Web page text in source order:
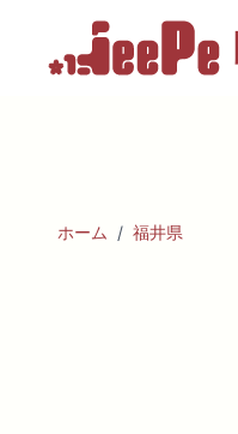
ホーム / 福井県